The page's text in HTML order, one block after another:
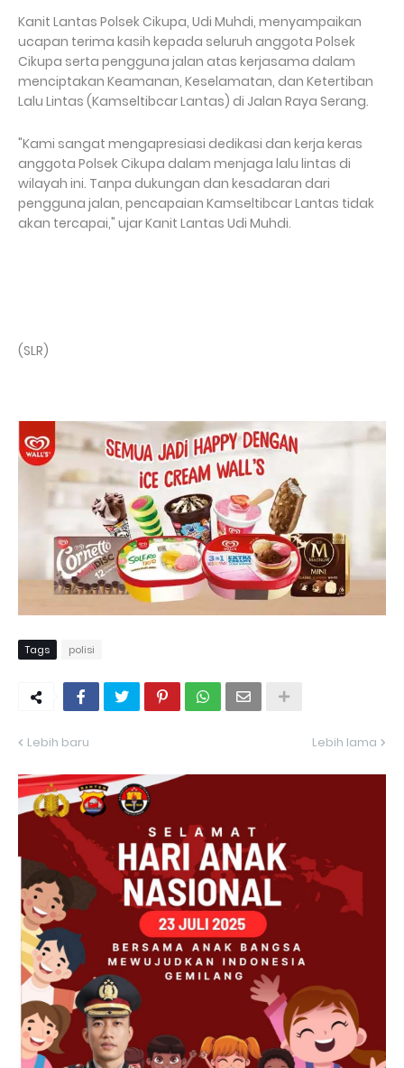
Kanit Lantas Polsek Cikupa, Udi Muhdi, menyampaikan
ucapan terima kasih kepada seluruh anggota Polsek
Cikupa serta pengguna jalan atas kerjasama dalam
menciptakan Keamanan, Keselamatan, dan Ketertiban
Lalu Lintas (Kamseltibcar Lantas) di Jalan Raya Serang.
"Kami sangat mengapresiasi dedikasi dan kerja keras
anggota Polsek Cikupa dalam menjaga lalu lintas di
wilayah ini. Tanpa dukungan dan kesadaran dari
pengguna jalan, pencapaian Kamseltibcar Lantas tidak
akan tercapai," ujar Kanit Lantas Udi Muhdi.
(SLR)
Tags polisi
Lebih baru Lebih lama